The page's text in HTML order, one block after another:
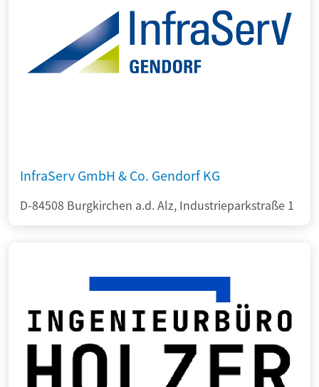
InfraServ GmbH & Co. Gendorf KG
D-84508 Burgkirchen a.d. Alz, Industrieparkstraße 1